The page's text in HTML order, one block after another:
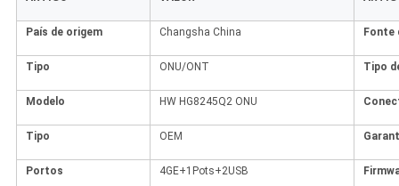
País de origem Changsha China Fonte
Tipo ONU/ONT Tipo
Modelo HW HG8245Q2 ONU
Tipo OEM
Portos 4GE+1Pots+2USB